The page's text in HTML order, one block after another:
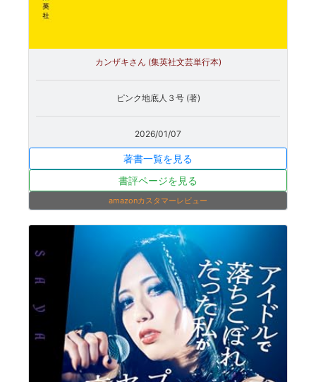
カンザキさん (集英社文芸単行本)
ピンク地底人３号 (著)
2026/01/07
著書一覧を見る
書評ページを見る
amazonカスタマーレビュー